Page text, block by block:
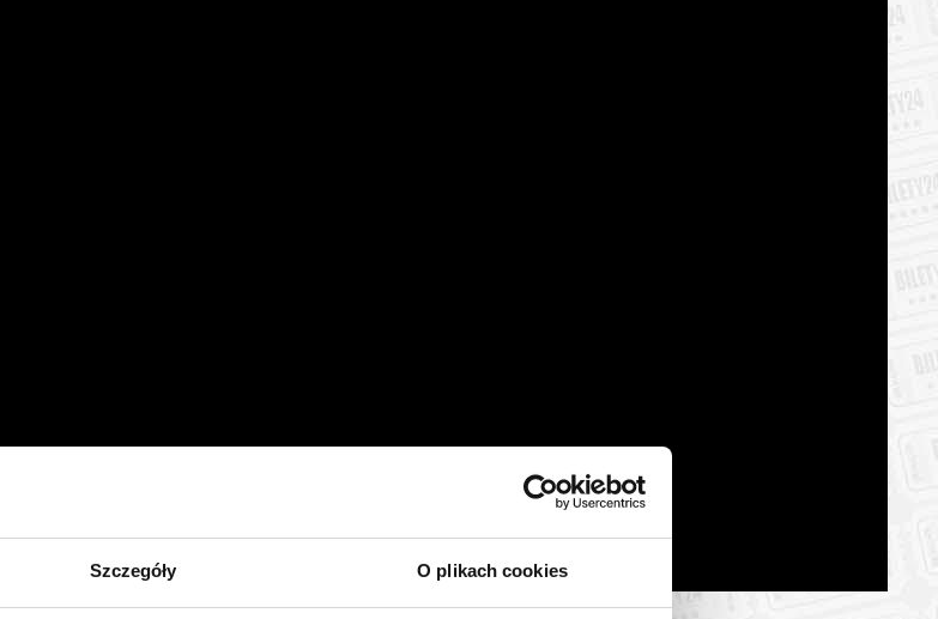
Szczegóły O plikach cookies